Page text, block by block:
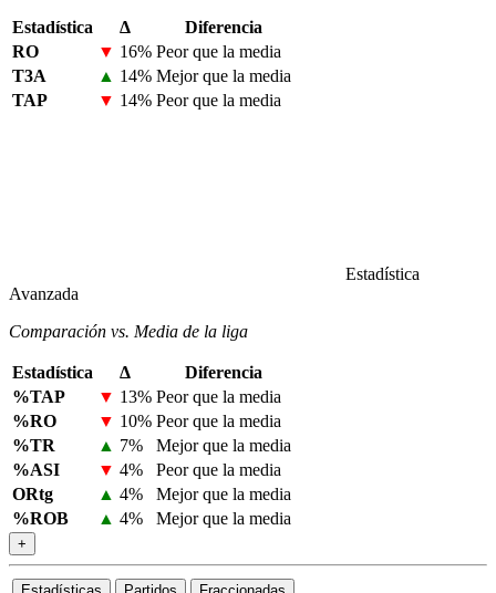
Estadística Δ
Diferencia
RO
▼ 16% Peor que la media
T3A
▲ 14% Mejor que la media
TAP
▼ 14% Peor que la media
Estadística
Avanzada
Comparación vs. Media de la liga
Estadística Δ
Diferencia
%TAP
▼ 13% Peor que la media
%RO
▼ 10% Peor que la media
%TR
▲ 7%
Mejor que la media
%ASI
▼ 4%
Peor que la media
ORtg
▲ 4%
Mejor que la media
%ROB
▲ 4% Mejor que la media
+